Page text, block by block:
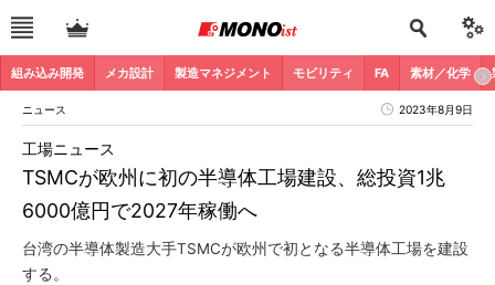
組み込み開発 メカ設計 製造マネジメント モビリティ FA 素材／化学
ニュース 2023年8月9日
TSMCが欧州に初の半導体工場建設、総投資1兆
6000億円で2027年稼働へ
工場ニュース
台湾の半導体製造大手TSMCが欧州で初となる半導体工場を建設
する。